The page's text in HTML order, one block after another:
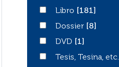
LibroLibro
[181]
DossierDossier
[8]
DVD DVD
[1]
Tesis, Tesina, etc.
Tesis, Tesina, etc.